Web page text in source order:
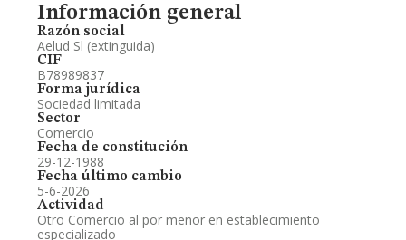
Información general
Razón social
Aelud Sl (extinguida)
CIF
B78989837
Forma jurídica
Sociedad limitada
Sector
Comercio
Fecha de constitución
29-12-1988
Fecha último cambio
5-6-2026
Actividad
Otro Comercio al por menor en establecimiento
especializado
Información oficial y registral complementaria.